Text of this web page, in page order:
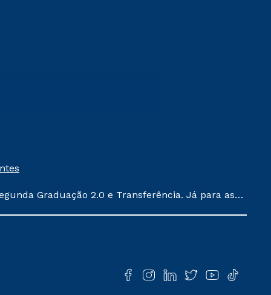
Graduação 2.0 e Transferência. Já para as